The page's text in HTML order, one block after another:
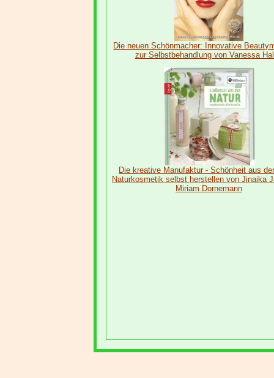
Die neuen Schönmacher: Innovative
zur Selbstbehandlung von Vanessa
Die kreative Manufaktur - Schönheit aus
Naturkosmetik selbst herstellen von Jinaika
Miriam Dornemann